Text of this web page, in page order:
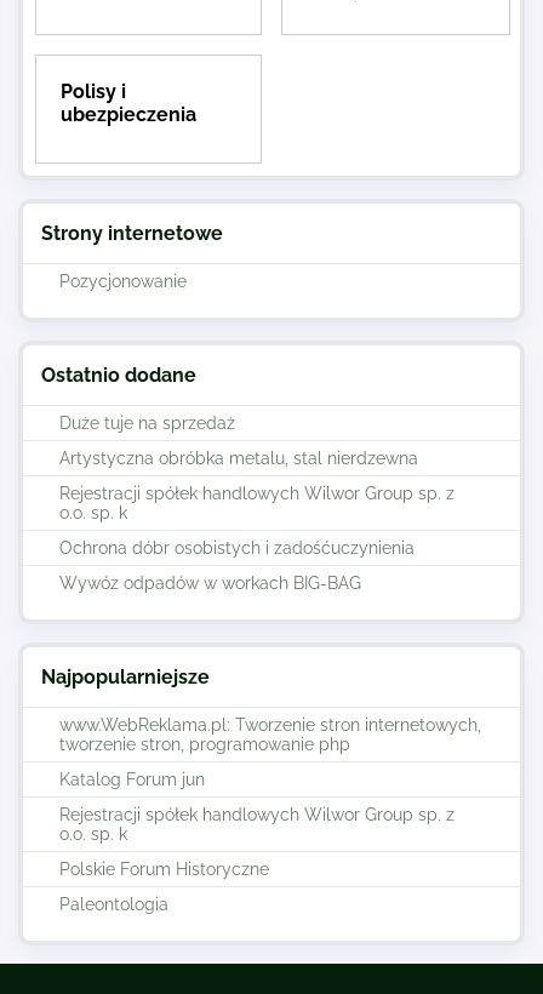
Strony internetowe
Pozycjonowanie
Ostatnio dodane
Duże tuje na sprzedaż
Artystyczna obróbka metalu, stal nierdzewna
Rejestracji spółek handlowych Wilwor Group sp. z
o.o. sp. k
Ochrona dóbr osobistych i zadośćuczynienia
Wywóz odpadów w workach BIG-BAG
Najpopularniejsze
www.WebReklama.pl: Tworzenie stron internetowych,
tworzenie stron, programowanie php
Katalog Forum jun
Rejestracji spółek handlowych Wilwor Group sp. z
o.o. sp. k
Polskie Forum Historyczne
Paleontologia
Polisy i
ubezpieczenia